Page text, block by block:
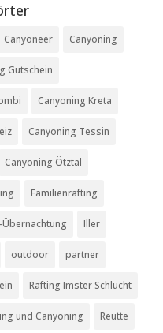
Canyoneer Canyoning
Gutschein
Canyoning Kreta
Canyoning Tessin
Canyoning Ötztal
Familienrafting
Übernachtung Iller
outdoor partner
Rafting Imster Schlucht
und Canyoning Reutte